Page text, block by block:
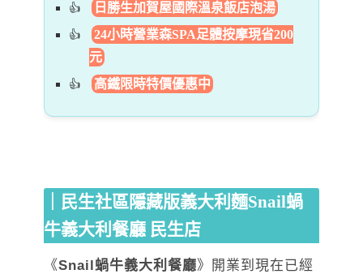
日勝生加賀屋國際溫泉飯店泡湯
24小時營業森SPA足體按摩現省200
元
高鐵限時特價優惠中
｜民生社區隱藏版義大利麵Snail蝸
牛義大利餐廳 民生店
《Snail蝸牛義大利餐廳》開業到現在已經